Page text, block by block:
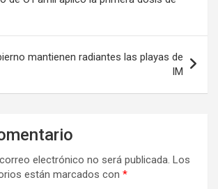
mantienen radiantes las playas de
IM
electrónico no será publicada. Los
están marcados con *